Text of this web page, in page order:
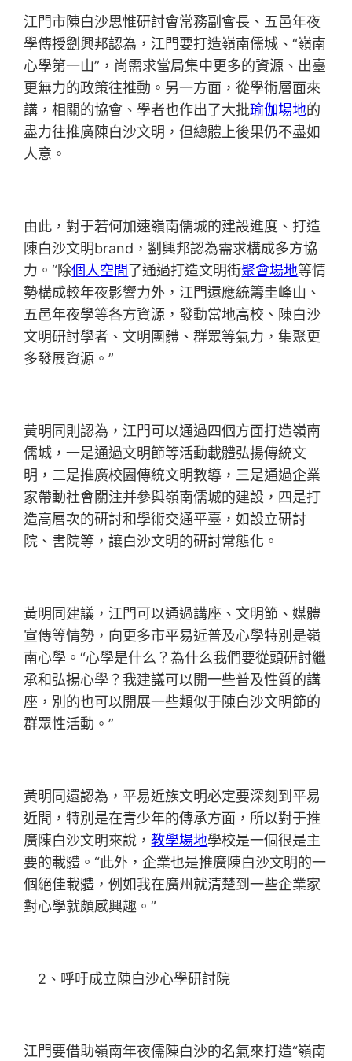
江門市陳白沙思惟研討會常務副會長、五邑年夜
學傳授劉興邦認為，江門要打造嶺南儒城、“嶺南
心學第一山”，尚需求當局集中更多的資源、出臺
更無力的政策往推動。另一方面，從學術層面來
講，相關的協會、學者也作出了大批瑜伽場地的
盡力往推廣陳白沙文明，但總體上後果仍不盡如
人意。
由此，對于若何加速嶺南儒城的建設進度、打造
陳白沙文明brand，劉興邦認為需求構成多方協
力。“除個人空間了通過打造文明街聚會場地等情
勢構成較年夜影響力外，江門還應統籌圭峰山、
五邑年夜學等各方資源，發動當地高校、陳白沙
文明研討學者、文明團體、群眾等氣力，集聚更
多發展資源。”
黃明同則認為，江門可以通過四個方面打造嶺南
儒城，一是通過文明節等活動載體弘揚傳統文
明，二是推廣校園傳統文明教導，三是通過企業
家帶動社會關注并參與嶺南儒城的建設，四是打
造高層次的研討和學術交通平臺，如設立研討
院、書院等，讓白沙文明的研討常態化。
黃明同建議，江門可以通過講座、文明節、媒體
宣傳等情勢，向更多市平易近普及心學特別是嶺
南心學。“心學是什么？為什么我們要從頭研討繼
承和弘揚心學？我建議可以開一些普及性質的講
座，別的也可以開展一些類似于陳白沙文明節的
群眾性活動。”
黃明同還認為，平易近族文明必定要深刻到平易
近間，特別是在青少年的傳承方面，所以對于推
廣陳白沙文明來說，教學場地學校是一個很是主
要的載體。“此外，企業也是推廣陳白沙文明的一
個絕佳載體，例如我在廣州就清楚到一些企業家
對心學就頗感興趣。”
2、呼吁成立陳白沙心學研討院
江門要借助嶺南年夜儒陳白沙的名氣來打造“嶺南